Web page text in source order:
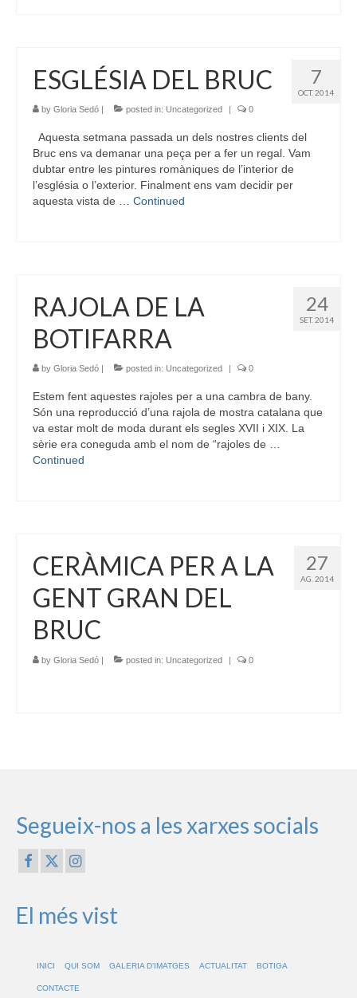
7
OCT. 2014
ESGLÉSIA DEL BRUC
by Gloria Sedó | posted in: Uncategorized | 0
Aquesta setmana passada un dels nostres clients del
Bruc ens va demanar una peça per a fer un regal. Vam
dubtar entre les pintures romàniques de l’interior de
l’església o l’exterior. Finalment ens vam decidir per
aquesta vista de … Continued
24
SET. 2014
RAJOLA DE LA
BOTIFARRA
by Gloria Sedó posted in: Uncategorized 0
Estem fent aquestes rajoles per a una cambra de bany.
Són una reproducció d’una rajola de mostra catalana que
va estar molt de moda durant els segles XVII i XIX. La
sèrie era coneguda amb el nom de “rajoles de …
Continued
27
AG. 2014
CERÀMICA PER A LA
GENT GRAN DEL
BRUC
by Gloria Sedó | posted in: Uncategorized | 0
Segueix-nos a les xarxes socials
El més vist
INICI QUI SOM GALERIA D’IMATGES ACTUALITAT BOTIGA
CONTACTE